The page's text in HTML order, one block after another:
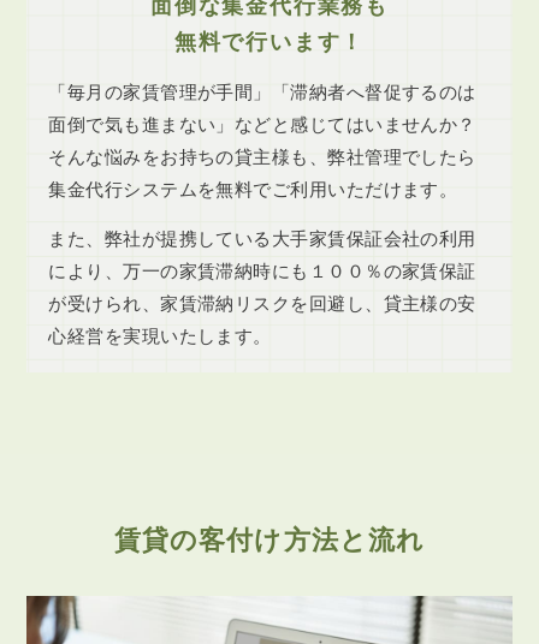
面倒な集金代行業務も
無料で行います！
「毎月の家賃管理が手間」「滞納者へ督促するのは
面倒で気も進まない」などと感じてはいませんか？
そんな悩みをお持ちの貸主様も、弊社管理でしたら
集金代行システムを無料でご利用いただけます。
また、弊社が提携している大手家賃保証会社の利用
により、万一の家賃滞納時にも１００％の家賃保証
が受けられ、家賃滞納リスクを回避し、貸主様の安
心経営を実現いたします。
賃貸の客付け方法と流れ